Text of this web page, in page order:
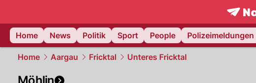
Home
News Politik Sport People Polizeimeldungen
Home Aargau Fricktal Unteres Fricktal